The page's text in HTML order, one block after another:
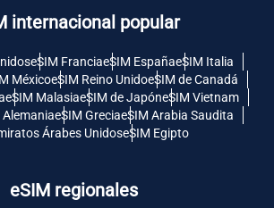
internacional popular
eSIM FranciaeSIM EspañaeSIM Italia
MéxicoeSIM Reino UnidoeSIM de Canadá
eSIM MalasiaeSIM de JapóneSIM Vietnam
AlemaniaeSIM GreciaeSIM Arabia Saudita
Árabes UnidoseSIM Egipto
eSIM regionales